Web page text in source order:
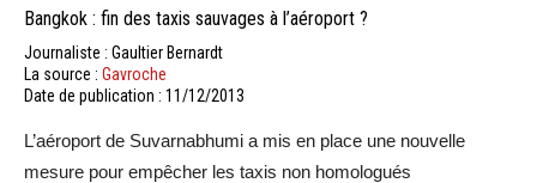
Bangkok : fin des taxis sauvages à l’aéroport ?
Journaliste : Gaultier Bernardt
La source : Gavroche
Date de publication : 11/12/2013
L’aéroport de Suvarnabhumi a mis en place une nouvelle
mesure pour empêcher les taxis non homologués